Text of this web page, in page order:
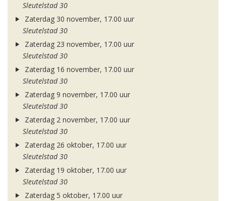
Sleutelstad 30
Zaterdag 30 november, 17.00 uur
Sleutelstad 30
Zaterdag 23 november, 17.00 uur
Sleutelstad 30
Zaterdag 16 november, 17.00 uur
Sleutelstad 30
Zaterdag 9 november, 17.00 uur
Sleutelstad 30
Zaterdag 2 november, 17.00 uur
Sleutelstad 30
Zaterdag 26 oktober, 17.00 uur
Sleutelstad 30
Zaterdag 19 oktober, 17.00 uur
Sleutelstad 30
Zaterdag 5 oktober, 17.00 uur